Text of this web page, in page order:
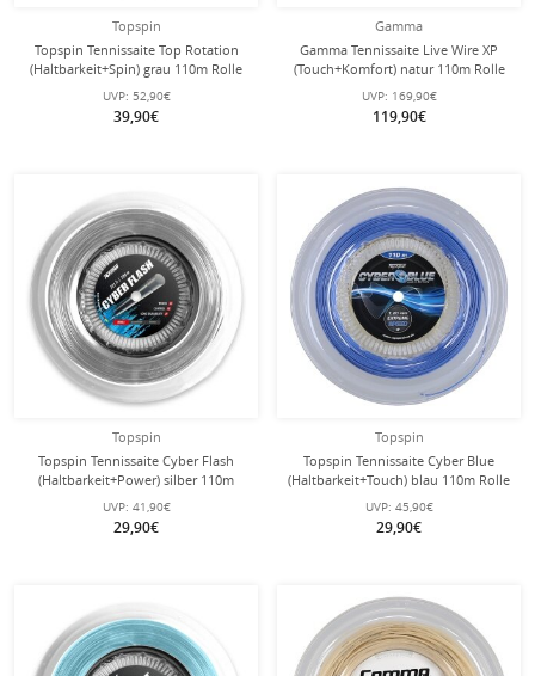
Topspin
Topspin Tennissaite Top Rotation
(Haltbarkeit+Spin) grau 110m Rolle
UVP: 52,90€
39,90€
Gamma
Gamma Tennissaite Live Wire XP
(Touch+Komfort) natur 110m Rolle
UVP: 169,90€
119,90€
Topspin
Topspin Tennissaite Cyber Flash
(Haltbarkeit+Power) silber 110m
Rolle
UVP: 41,90€
29,90€
Topspin
Topspin Tennissaite Cyber Blue
(Haltbarkeit+Touch) blau 110m Rolle
UVP: 45,90€
29,90€